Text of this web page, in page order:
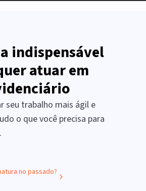
indispensável
atuar em
seu trabalho mais ágil e
o que você precisa para
no passado?